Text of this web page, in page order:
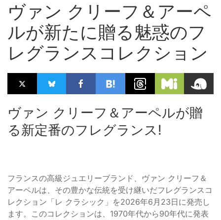
ヴァン クリーフ＆アーペ
ルが新たに贈る魅惑のフ
レグランスコレクション
ヴァン クリーフ＆アーペルが贈
る新定番のフレグランス!
フランスの高級ジュエリーブランド、ヴァン クリーフ＆
アーペルは、その豊かな伝統を受け継いだフレグランスコ
レクション「レ クラシック」を2026年6月23日に発売し
ます。このコレクションは、1970年代から90年代に発表